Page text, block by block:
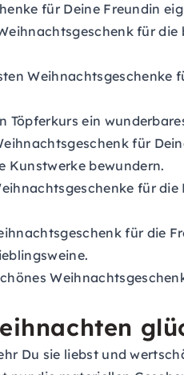
für Deine Freundin
für
Weihnachtsgeschenke
Töpferkurs ein
für
Kunstwerke bewundern.
für
für die
Du sie liebst und